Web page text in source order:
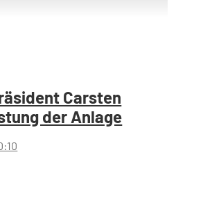
Carsten
der Anlage